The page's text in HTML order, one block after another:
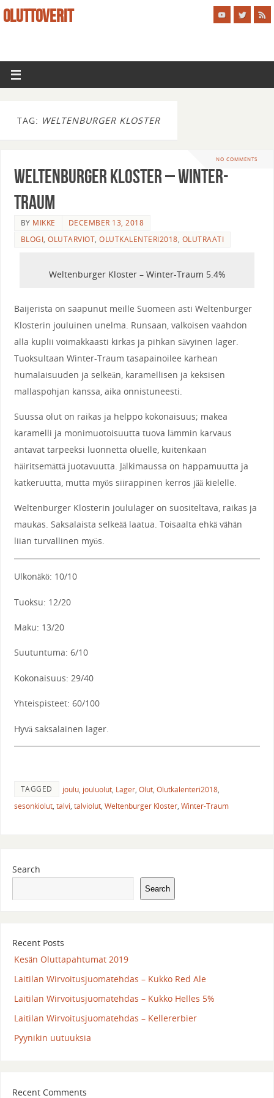
OLUTTOVERIT
TAG: WELTENBURGER KLOSTER
NO COMMENTS
Weltenburger Kloster – Winter-
Traum
BY MIKKE
DECEMBER 13, 2018
BLOGI,OLUTARVIOT,OLUTKALENTERI2018, OLUTRAATI
Weltenburger Kloster – Winter-Traum 5.4%
Baijerista on saapunut meille Suomeen asti Weltenburger
Klosterin jouluinen unelma. Runsaan, valkoisen vaahdon
alla kuplii voimakkaasti kirkas ja pihkan sävyinen lager.
Tuoksultaan Winter-Traum tasapainoilee karhean
humalaisuuden ja selkeän, karamellisen ja keksisen
mallaspohjan kanssa, aika onnistuneesti.
Suussa olut on raikas ja helppo kokonaisuus; makea
karamelli ja monimuotoisuutta tuova lämmin karvaus
antavat tarpeeksi luonnetta oluelle, kuitenkaan
häiritsemättä juotavuutta. Jälkimaussa on happamuutta ja
katkeruutta, mutta myös siirappinen kerros jää kielelle.
Weltenburger Klosterin joululager on suositeltava, raikas ja
maukas. Saksalaista selkeää laatua. Toisaalta ehkä vähän
liian turvallinen myös.
Ulkonäkö: 10/10
Tuoksu: 12/20
Maku: 13/20
Suutuntuma: 6/10
Kokonaisuus: 29/40
Yhteispisteet: 60/100
Hyvä saksalainen lager.
TAGGED joulu, jouluolut, Lager, Olut, Olutkalenteri2018,
sesonkiolut, talvi, talviolut, Weltenburger Kloster, Winter-Traum
Search
Search
Recent Posts
Kesän Oluttapahtumat 2019
Laitilan Wirvoitusjuomatehdas – Kukko Red Ale
Laitilan Wirvoitusjuomatehdas – Kukko Helles 5%
Laitilan Wirvoitusjuomatehdas – Kellererbier
Pyynikin uutuuksia
Recent Comments